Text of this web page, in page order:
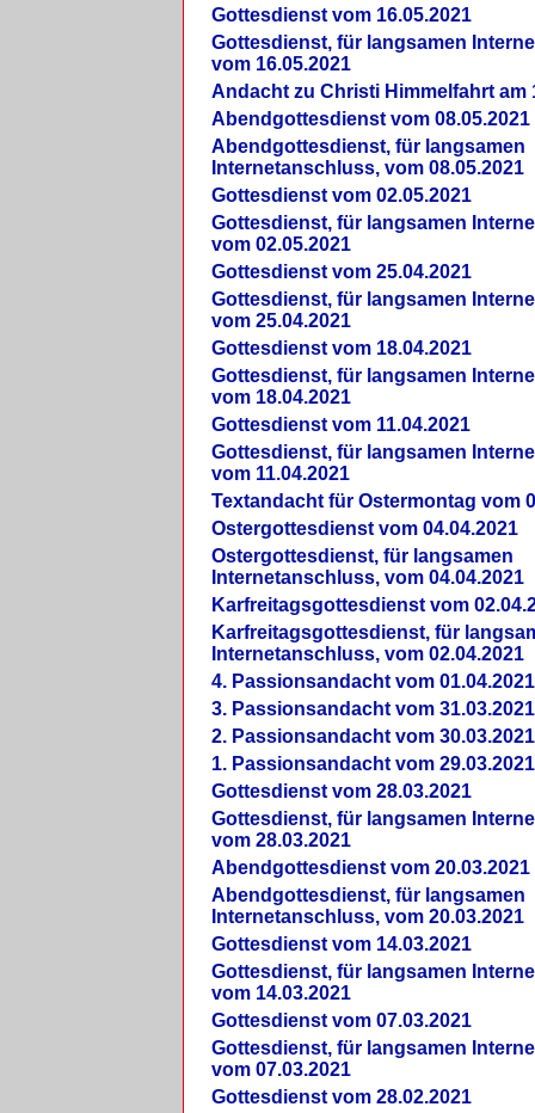
Gottesdienst vom 16.05.2021
Gottesdienst, für langsamen
vom 16.05.2021
Andacht zu Christi Himmelfahrt am
Abendgottesdienst vom 08.05.2021
Abendgottesdienst, für langsamen
Internetanschluss, vom 08.05.2021
Gottesdienst vom 02.05.2021
Gottesdienst, für langsamen
vom 02.05.2021
Gottesdienst vom 25.04.2021
Gottesdienst, für langsamen
vom 25.04.2021
Gottesdienst vom 18.04.2021
Gottesdienst, für langsamen
vom 18.04.2021
Gottesdienst vom 11.04.2021
Gottesdienst, für langsamen
vom 11.04.2021
Textandacht für Ostermontag vom
Ostergottesdienst vom 04.04.2021
Ostergottesdienst, für langsamen
Internetanschluss, vom 04.04.2021
Karfreitagsgottesdienst vom
Karfreitagsgottesdienst, für
Internetanschluss, vom 02.04.2021
4. Passionsandacht vom 01.04.2021
3. Passionsandacht vom 31.03.2021
2. Passionsandacht vom 30.03.2021
1. Passionsandacht vom 29.03.2021
Gottesdienst vom 28.03.2021
Gottesdienst, für langsamen
vom 28.03.2021
Abendgottesdienst vom 20.03.2021
Abendgottesdienst, für langsamen
Internetanschluss, vom 20.03.2021
Gottesdienst vom 14.03.2021
Gottesdienst, für langsamen
vom 14.03.2021
Gottesdienst vom 07.03.2021
Gottesdienst, für langsamen
vom 07.03.2021
Gottesdienst vom 28.02.2021